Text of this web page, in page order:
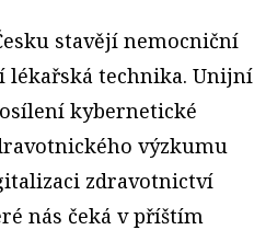
stavějí nemocniční
lékařská technika. Unijní
kybernetické
výzkumu
zdravotnictví
nás čeká v příštím